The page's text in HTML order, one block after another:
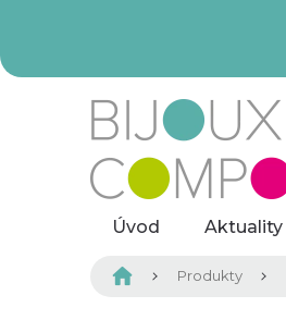
Úvod Aktuality
Domů Produkty